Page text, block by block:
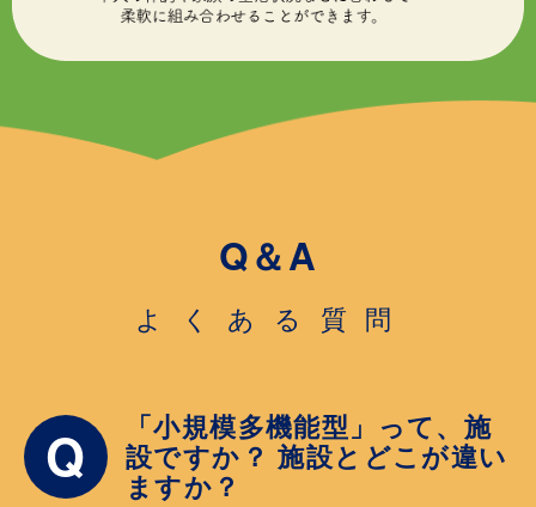
Q＆A
よくある質問
Q 「小規模多機能型」って、施
設ですか？ 施設とどこが違い
ますか？